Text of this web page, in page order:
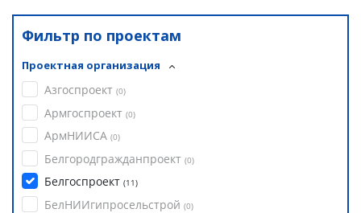
Фильтр по проектам
Проектная организация
Азгоспроект (0)
Армгоспроект (0)
АрмНИИСА (0)
Белгородгражданпроект (0)
Белгоспроект (11)
БелНИИгипросельстрой (0)